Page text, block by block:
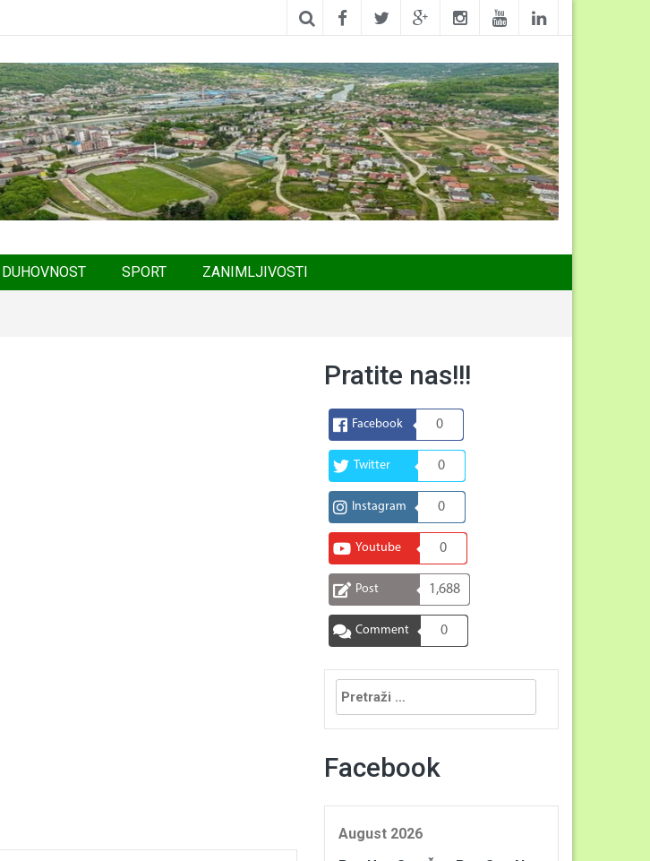
DUHOVNOST SPORT ZANIMLJIVOSTI
Pratite nas!!!
Facebook 0
Twitter 0
Instagram 0
Youtube 0
Post 1,688
Comment 0
Pretraga:
Facebook
August 2026